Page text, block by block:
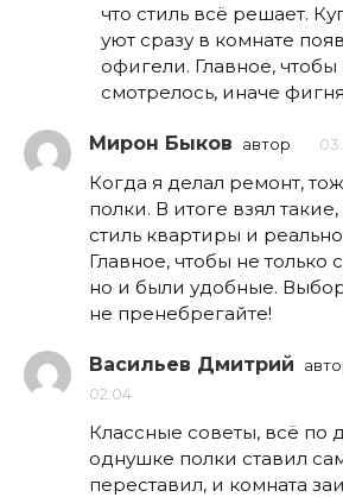
что стиль всё решает.
уют сразу в комнате
офигели. Главное,
смотрелось, иначе
Мирон Быков автор
Когда я делал ремонт,
полки. В итоге взял
стиль квартиры и
Главное, чтобы не только
но и были удобные.
не пренебрегайте!
Васильев Дмитрий
02:04
Классные советы, всё по
однушке полки ставил
переставил, и комната